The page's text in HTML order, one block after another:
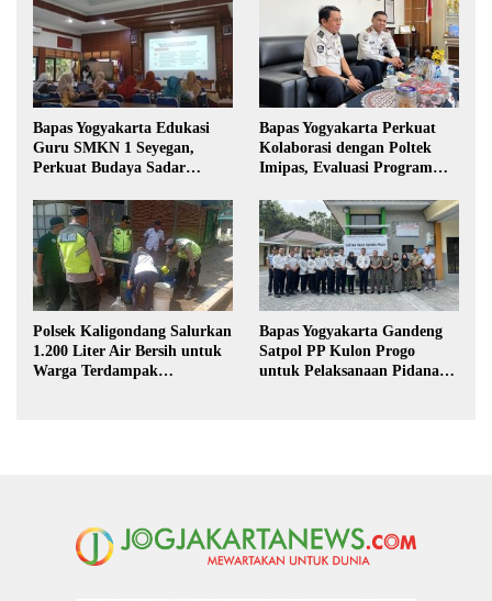
Bapas Yogyakarta Edukasi
Guru SMKN 1 Seyegan,
Perkuat Budaya Sadar
Bapas Yogyakarta Perkuat
Kolaborasi dengan Poltek
Imipas, Evaluasi Program
Polsek Kaligondang Salurkan
1.200 Liter Air Bersih untuk
Warga Terdampak
Bapas Yogyakarta Gandeng
Satpol PP Kulon Progo
untuk Pelaksanaan Pidana